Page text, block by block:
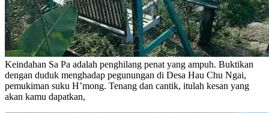
Keindahan Sa Pa adalah penghilang penat yang ampuh. Buktikan
dengan duduk menghadap pegunungan di Desa Hau Chu Ngai,
pemukiman suku H’mong. Tenang dan cantik, itulah kesan yang
akan kamu dapatkan,